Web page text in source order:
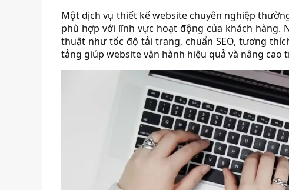
Một dịch vụ thiết kế website chuyên nghiệp
phù hợp với lĩnh vực hoạt động của khách hàng.
thuật như tốc độ tải trang, chuẩn SEO, tương
tảng giúp website vận hành hiệu quả và nâng cao